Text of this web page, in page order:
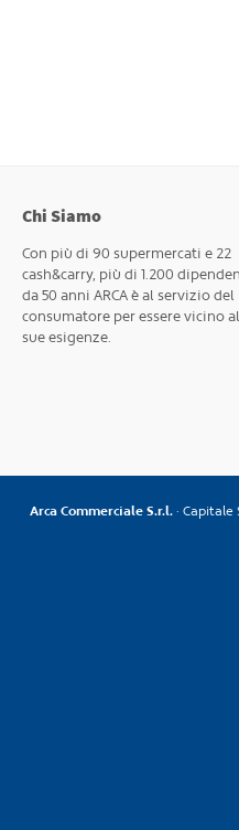
Chi Siamo
Con più di 90 supermercati e 22
cash&carry, più di 1.200
da 50 anni ARCA è al servizio del
consumatore per essere vicino
sue esigenze.
Arca Commerciale S.r.l. · Capitale